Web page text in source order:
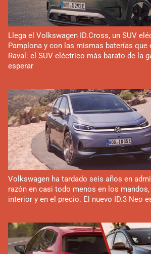
Llega el Volkswagen ID.Cross, un SUV
Pamplona y con las mismas baterías que
Raval: el SUV eléctrico más barato de la
esperar
Volkswagen ha tardado seis años en
razón en casi todo menos en los
interior y en el precio. El nuevo ID.3 Neo